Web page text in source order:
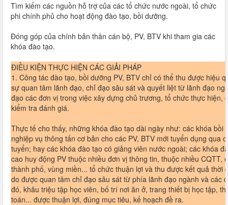
Tìm kiếm các nguồn hỗ trợ của các tổ chức nước ngoài, tổ chức
phi chính phủ cho hoạt động đào tạo, bồi dưỡng.
Đóng góp của chính bản thân cán bộ, PV, BTV khi tham gia các
khóa đào tạo.
ĐIỀU KIỆN THỰC HIỆN CÁC GIẢI PHÁP
1. Công tác đào tạo, bồi dưỡng PV, BTV chỉ có thể thu được hiệu
sự quan tâm lãnh đạo, chỉ đạo sâu sát và quyết liệt từ lãnh đạo
đạo các đơn vị trong việc xây dựng chủ trương, tổ chức thực hiện,
kiểm tra đánh giá.
Thực tế cho thấy, những khóa đào tạo dài ngày như: các khóa bồi
nghiệp vụ thông tấn cơ bản cho các PV, BTV mới tuyển dụng qua
tuyển; hay các khóa đào tạo có giảng viên nước ngoài; các khóa
cao huy động PV thuộc nhiều đơn vị thông tin, thuộc nhiều CQTT,
thành phố, vùng miền... tổ chức thuận lợi và thu được kết quả thời
do được quan tâm chỉ đạo sâu sát từ phía lãnh đạo ngành và các
đó, khâu triệu tập học viên, bố trí nơi ăn ở, trang thiết bị học tập,
toán... được thuận lợi, đúng mục tiêu, kế hoạch đề ra.